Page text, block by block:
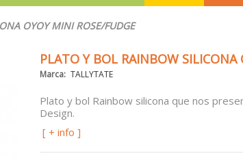
OYOY MINI ROSE/FUDGE
PLATO Y BOL RAINBOW SILICONA
Marca: TALLYTATE
Plato y bol Rainbow silicona que nos
Design.
[ + info ]